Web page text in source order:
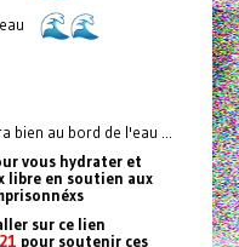
bien au bord de l'eau ...
vous hydrater et
libre en soutien aux
sur ce lien
pour soutenir ces